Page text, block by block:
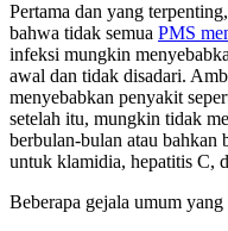
Pertama dan yang
bahwa tidak semua PMS
infeksi mungkin
awal dan tidak disadari.
menyebabkan penyakit
setelah itu, mungkin tidak
berbulan-bulan atau bahkan
untuk klamidia, hepatitis C,
Beberapa gejala umum